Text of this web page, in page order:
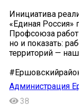
Инициатива
«Единая
Профсоюза
но и показать:
территорий —
Администрация
38